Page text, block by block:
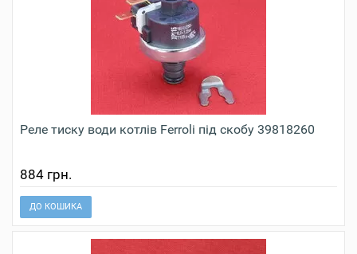
Реле тиску води котлів Ferroli під скобу 39818260
884 грн.
ДО КОШИКА